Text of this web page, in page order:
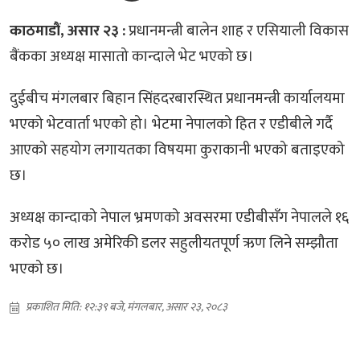
काठमाडौं, असार २३ :प्रधानमन्त्री बालेन शाह र एसियाली विकास
बैंकका अध्यक्ष मासातो कान्दाले भेट भएको छ।
दुईबीच मंगलबार बिहान सिंहदरबारस्थित प्रधानमन्त्री कार्यालयमा
भएको भेटवार्ता भएको हो। भेटमा नेपालको हित र एडीबीले गर्दै
आएको सहयोग लगायतका विषयमा कुराकानी भएको बताइएको
छ।
अध्यक्ष कान्दाको नेपाल भ्रमणको अवसरमा एडीबीसँग नेपालले १६
करोड ५० लाख अमेरिकी डलर सहुलीयतपूर्ण ऋण लिने सम्झौता
भएको छ।
प्रकाशित मिति: १२:३९ बजे, मंगलबार, असार २३, २०८३